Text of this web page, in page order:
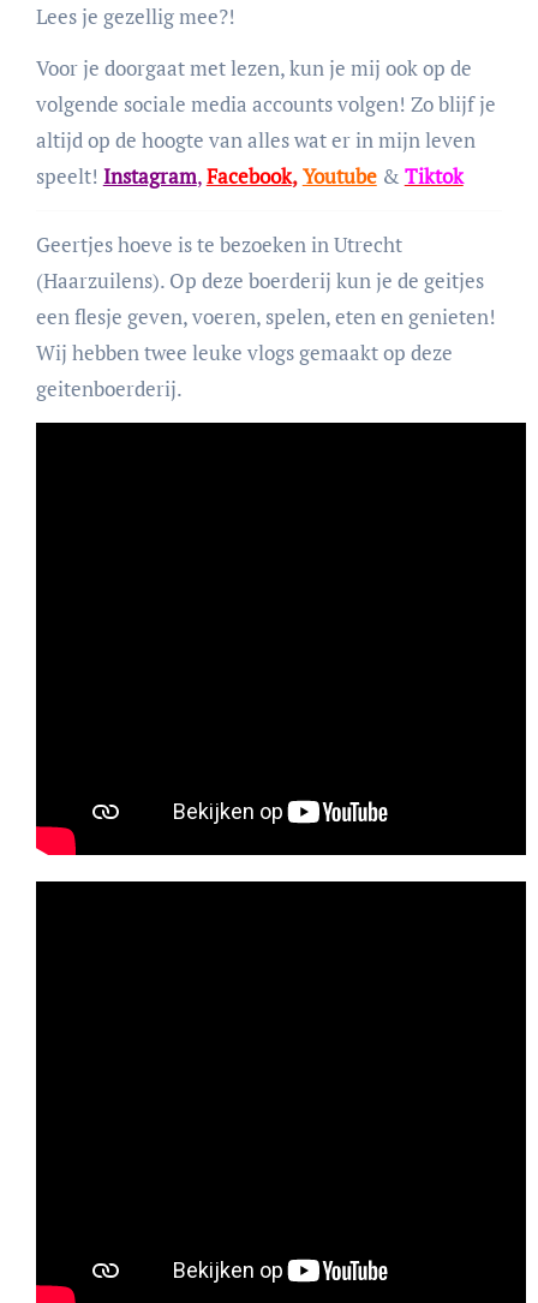
Lees je gezellig mee?!
Voor je doorgaat met lezen, kun je mij ook op de
volgende sociale media accounts volgen! Zo blijf je
altijd op de hoogte van alles wat er in mijn leven
speelt! Instagram,Facebook,Youtube & Tiktok
Geertjes hoeve is te bezoeken in Utrecht
(Haarzuilens). Op deze boerderij kun je de geitjes
een flesje geven, voeren, spelen, eten en genieten!
Wij hebben twee leuke vlogs gemaakt op deze
geitenboerderij.